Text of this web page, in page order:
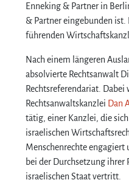
Enneking & Partner in
& Partner eingebunden ist.
führenden
Nach einem längeren
absolvierte Rechtsanwalt
Rechtsreferendariat.
Rechtsanwaltskanzlei Dan
tätig, einer Kanzlei, die
israelischen
Menschenrechte engagiert
bei der Durchsetzung ihrer
israelischen Staat vertritt.